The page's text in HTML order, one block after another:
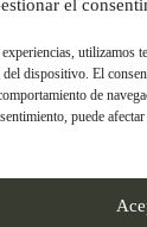
el
utilizamos
dispositivo. El
de
puede